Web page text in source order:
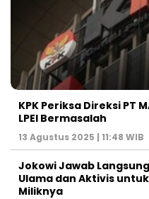
KPK Periksa Direksi PT
LPEI Bermasalah
13 Agustus 2025 | 11:48 WIB
Jokowi Jawab
Ulama dan Aktivis
Miliknya